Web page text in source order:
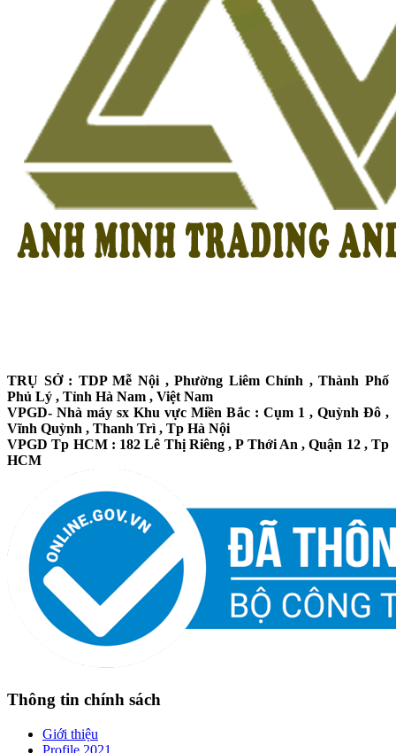
TRỤ SỞ : TDP Mễ Nội , Phường Liêm Chính , Thành Phố
Phủ Lý , Tỉnh Hà Nam , Việt Nam
VPGD- Nhà máy sx Khu vực Miền Bắc : Cụm 1 , Quỳnh Đô ,
Vĩnh Quỳnh , Thanh Trì , Tp Hà Nội
VPGD Tp HCM : 182 Lê Thị Riêng , P Thới An , Quận 12 , Tp
HCM
Thông tin chính sách
Giới thiệu
Profile 2021